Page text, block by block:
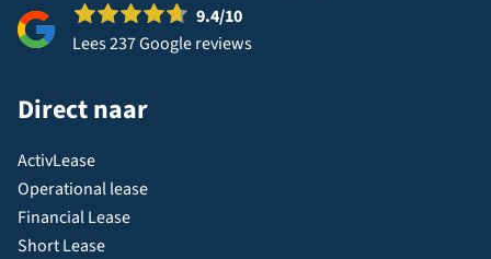
9.4/10
Lees 237 Google reviews
Direct naar
ActivLease
Operational lease
Financial Lease
Short Lease